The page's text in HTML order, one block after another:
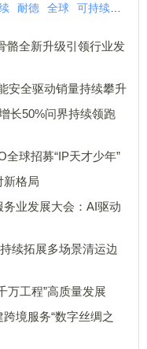
耐德 全球 可持续发展
骼全新升级引领行业发
安全驱动销量持续攀升
长50%问界持续领跑
全球招募“IP天才少年”
新格局
业发展大会：AI驱动
续拓展多场景清运边
万工程”高质量发展
境服务“数字丝绸之